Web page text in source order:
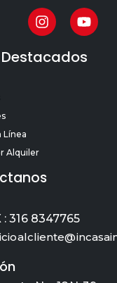
Destacados
Línea
Alquiler
: 316 8347765